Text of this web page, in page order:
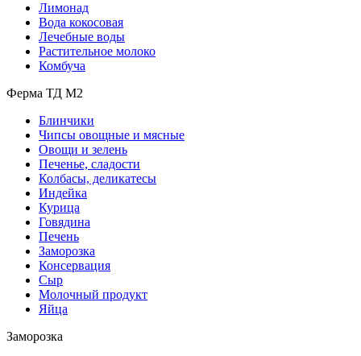
Лимонад
Вода кокосовая
Лечебные воды
Растительное молоко
Комбуча
Ферма ТД М2
Блинчики
Чипсы овощные и мясные
Овощи и зелень
Печенье, сладости
Колбасы, деликатесы
Индейка
Курица
Говядина
Печень
Заморозка
Консервация
Сыр
Молочный продукт
Яйца
Заморозка